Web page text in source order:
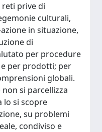
prive di
culturali,
in situazione,
di
per procedure
per prodotti; per
globali.
si parcellizza
lo si scopre
su problemi
condiviso e